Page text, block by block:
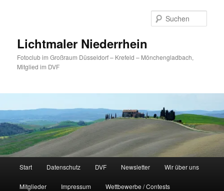
Lichtmaler Niederrhein
Fotoclub im Großraum Düsseldorf – Krefeld – Mönchengladbach,
Mitglied im DVF
Start Datenschutz DVF Newsletter Wir über uns
Mitglieder Impressum Wettbewerbe / Contests